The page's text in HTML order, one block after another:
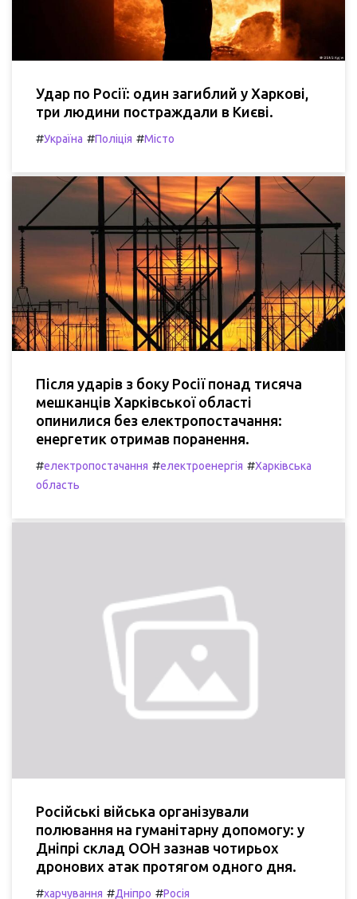
Удар по Росії: один загиблий у Харкові,
три людини постраждали в Києві.
#Україна #Поліція #Місто
Після ударів з боку Росії понад тисяча
мешканців Харківської області
опинилися без електропостачання:
енергетик отримав поранення.
#електропостачання #електроенергія #Харківська
область
Російські війська організували
полювання на гуманітарну допомогу: у
Дніпрі склад ООН зазнав чотирьох
дронових атак протягом одного дня.
#харчування #Дніпро #Росія